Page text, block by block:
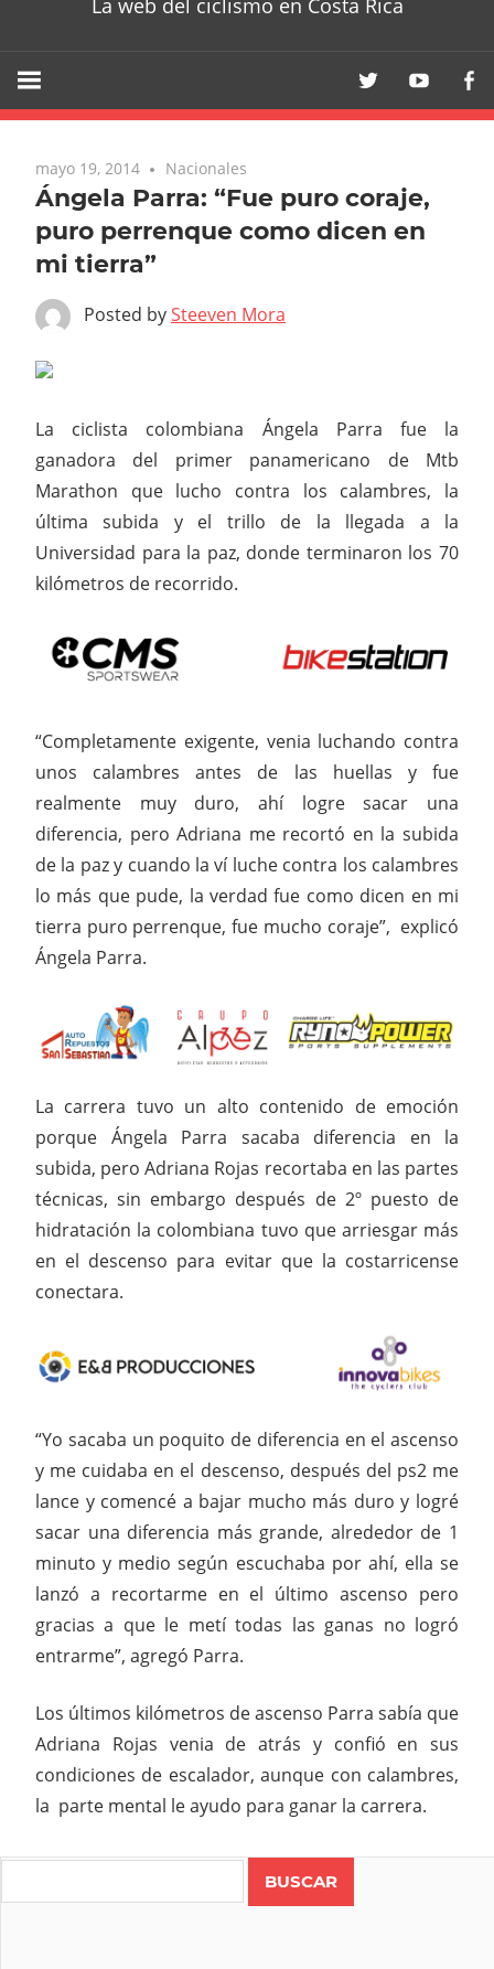
La web del ciclismo en Costa Rica
mayo 19, 2014 Nacionales
Ángela Parra: “Fue puro coraje,
puro perrenque como dicen en
mi tierra”
Posted bySteeven Mora
La ciclista colombiana Ángela Parra fue la
ganadora del primer panamericano de Mtb
Marathon que lucho contra los calambres, la
última subida y el trillo de la llegada a la
Universidad para la paz, donde terminaron los 70
kilómetros de recorrido.
“Completamente exigente, venia luchando contra
unos calambres antes de las huellas y fue
realmente muy duro, ahí logre sacar una
diferencia, pero Adriana me recortó en la subida
de la paz y cuando la ví luche contra los calambres
lo más que pude, la verdad fue como dicen en mi
tierra puro perrenque, fue mucho coraje”, explicó
Ángela Parra.
La carrera tuvo un alto contenido de emoción
porque Ángela Parra sacaba diferencia en la
subida, pero Adriana Rojas recortaba en las partes
técnicas, sin embargo después de 2º puesto de
hidratación la colombiana tuvo que arriesgar más
en el descenso para evitar que la costarricense
conectara.
“Yo sacaba un poquito de diferencia en el ascenso
y me cuidaba en el descenso, después del ps2 me
lance y comencé a bajar mucho más duro y logré
sacar una diferencia más grande, alrededor de 1
minuto y medio según escuchaba por ahí, ella se
lanzó a recortarme en el último ascenso pero
gracias a que le metí todas las ganas no logró
entrarme”, agregó Parra.
Los últimos kilómetros de ascenso Parra sabía que
Adriana Rojas venia de atrás y confió en sus
condiciones de escalador, aunque con calambres,
la parte mental le ayudo para ganar la carrera.